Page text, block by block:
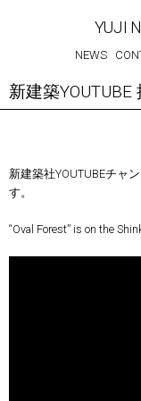
YUJI
NEWS
新建築
新建築社YOUTUBEチャ
す。
“Oval Forest” is on the